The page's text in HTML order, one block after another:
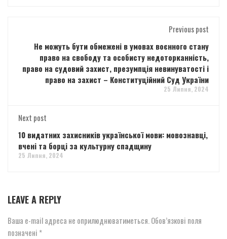
Previous post
Не можуть бути обмежені в умовах воєнного стану
право на свободу та особисту недоторканність,
право на судовий захист, презумпція невинуватості і
право на захист – Конституційний Суд України
25 Липня, 2024
Next post
10 видатних захисників української мови: мовознавці,
вчені та борці за культурну спадщину
25 Липня, 2024
LEAVE A REPLY
Ваша e-mail адреса не оприлюднюватиметься. Обов’язкові поля
позначені *